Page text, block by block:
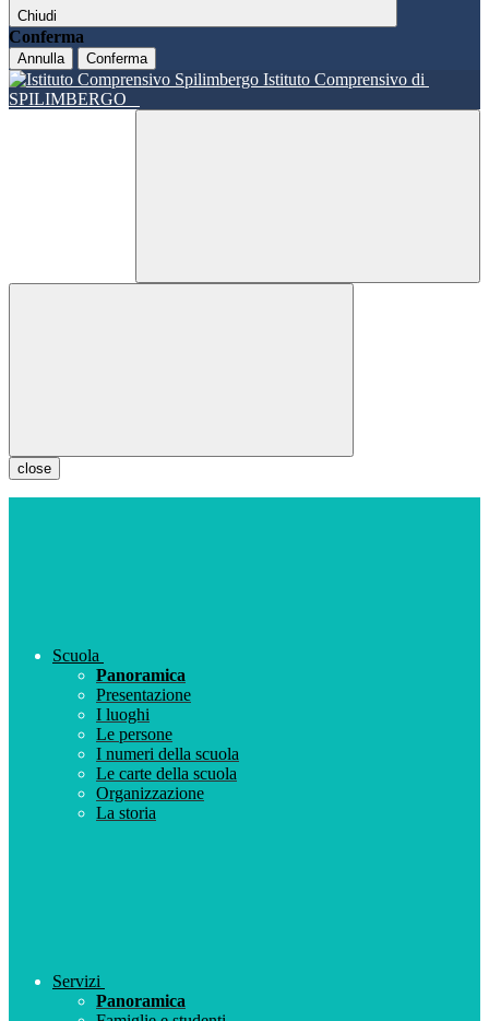
Chiudi
Conferma
Annulla Conferma
Istituto Comprensivo di
SPILIMBERGO
close
Scuola
Panoramica
Presentazione
I luoghi
Le persone
I numeri della scuola
Le carte della scuola
Organizzazione
La storia
Servizi
Panoramica